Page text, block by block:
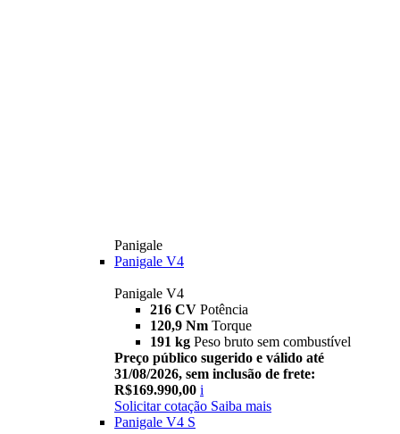
Panigale
Panigale V4
Panigale V4
216 CV Potência
120,9 Nm Torque
191 kg Peso bruto sem combustível
Preço público sugerido e válido até
31/08/2026, sem inclusão de frete:
R$169.990,00 i
Solicitar cotação Saiba mais
Panigale V4 S